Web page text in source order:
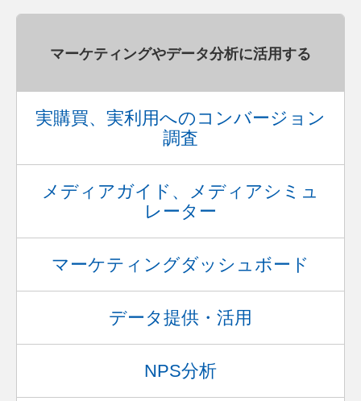
マーケティングやデータ分析に活用する
実購買、実利用へのコンバージョン
調査
メディアガイド、メディアシミュ
レーター
マーケティングダッシュボード
データ提供・活用
NPS分析